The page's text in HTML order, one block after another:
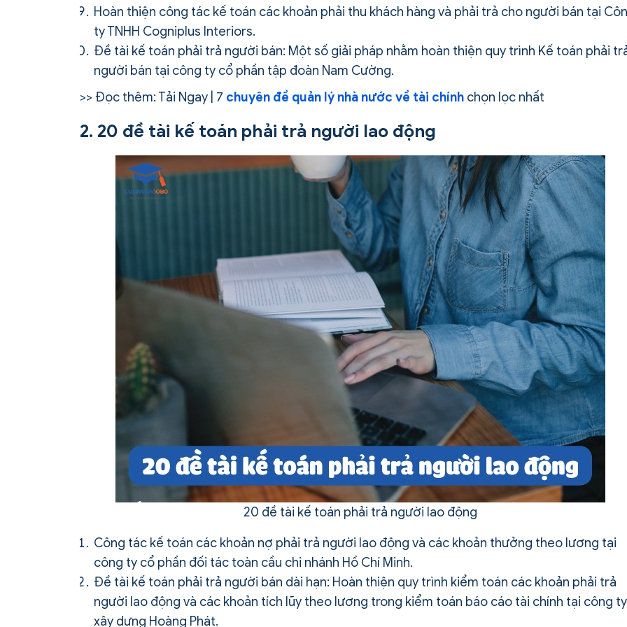
Hoàn thiện công tác kế toán các khoản phải thu khách hàng và phải trả cho người bán tại
ty TNHH Cogniplus Interiors.
Đề tài kế toán phải trả người bán: Một số giải pháp nhằm hoàn thiện quy trình Kế toán phải
người bán tại công ty cổ phần tập đoàn Nam Cường.
>> Đọc thêm: Tải Ngay | 7 chuyên đề quản lý nhà nước về tài chính chọn lọc nhất
2. 20 đề tài kế toán phải trả người lao động
20 đề tài kế toán phải trả người lao động
Công tác kế toán các khoản nợ phải trả người lao động và các khoản thưởng theo lương tại
công ty cổ phần đối tác toàn cầu chi nhánh Hồ Chí Minh.
Đề tài kế toán phải trả người bán dài hạn: Hoàn thiện quy trình kiểm toán các khoản phải trả
người lao động và các khoản tích lũy theo lương trong kiểm toán báo cáo tài chính tại công ty
xây dựng Hoàng Phát.